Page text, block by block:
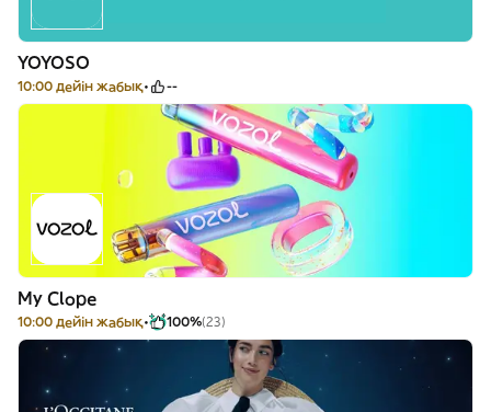
YOYOSO
10:00 дейін жабық --
My Clope
10:00 дейін жабық 100%(23)